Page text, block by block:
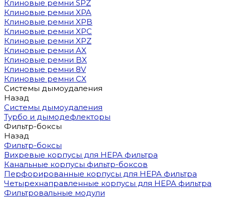
Клиновые ремни SPZ
Клиновые ремни XPA
Клиновые ремни XPB
Клиновые ремни XPC
Клиновые ремни XPZ
Клиновые ремни AX
Клиновые ремни BX
Клиновые ремни 8V
Клиновые ремни CX
Системы дымоудаления
Назад
Системы дымоудаления
Турбо и дымодефлекторы
Фильтр-боксы
Назад
Фильтр-боксы
Вихревые корпусы для HEPA фильтра
Канальные корпусы фильтр-боксов
Перфорированные корпусы для HEPA фильтра
Четырехнаправленные корпусы для HEPA фильтра
Фильтровальные модули